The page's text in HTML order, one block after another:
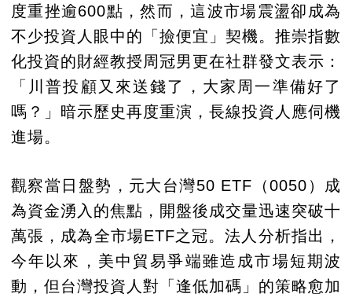
度重挫逾600點，然而，這波市場震盪卻成為
不少投資人眼中的「撿便宜」契機。推崇指數
化投資的財經教授周冠男更在社群發文表示：
「川普投顧又來送錢了，大家周一準備好了
嗎？」暗示歷史再度重演，長線投資人應伺機
進場。
觀察當日盤勢，元大台灣50 ETF（0050）成
為資金湧入的焦點，開盤後成交量迅速突破十
萬張，成為全市場ETF之冠。法人分析指出，
今年以來，美中貿易爭端雖造成市場短期波
動，但台灣投資人對「逢低加碼」的策略愈加